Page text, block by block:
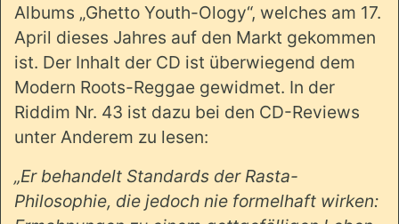
Albums „Ghetto Youth-Ology“, welches am 17.
April dieses Jahres auf den Markt gekommen
ist. Der Inhalt der CD ist überwiegend dem
Modern Roots-Reggae gewidmet. In der
Riddim Nr. 43 ist dazu bei den CD-Reviews
unter Anderem zu lesen:
„Er behandelt Standards der Rasta-
Philosophie, die jedoch nie formelhaft wirken: